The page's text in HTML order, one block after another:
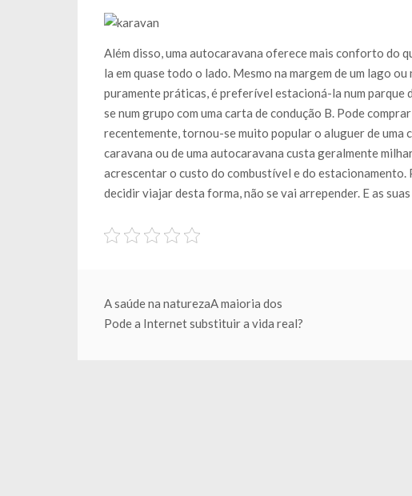
Além disso, uma autocaravana oferece mais conforto do
la em quase todo o lado. Mesmo na margem de um lago
puramente práticas, é preferível estacioná-la num parque
se num grupo com uma carta de condução B. Pode
recentemente, tornou-se muito popular o aluguer de uma
caravana ou de uma autocaravana custa geralmente
acrescentar o custo do combustível e do
decidir viajar desta forma, não se vai arrepender. E as
Beitragsnavigation
A saúde na naturezaA maioria dos
Pode a Internet substituir a vida real?